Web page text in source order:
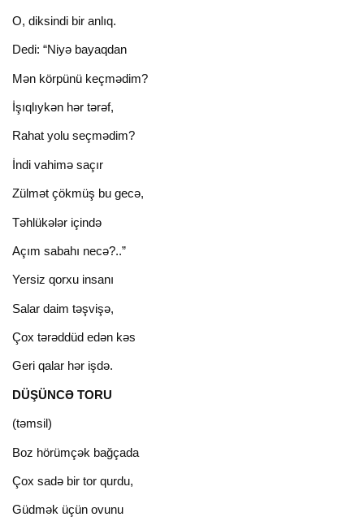
O, diksindi bir anlıq.
Dedi: “Niyə bayaqdan
Mən körpünü keçmədim?
İşıqlıykən hər tərəf,
Rahat yolu seçmədim?
İndi vahimə saçır
Zülmət çökmüş bu gecə,
Təhlükələr içində
Açım sabahı necə?..”
Yersiz qorxu insanı
Salar daim təşvişə,
Çox tərəddüd edən kəs
Geri qalar hər işdə.
DÜŞÜNCƏ TORU
(təmsil)
Boz hörümçək bağçada
Çox sadə bir tor qurdu,
Güdmək üçün ovunu